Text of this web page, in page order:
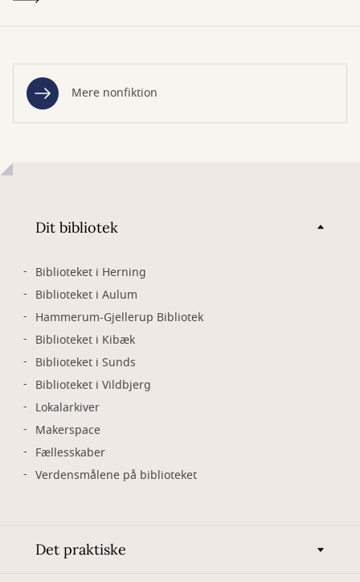
Mere nonfiktion
Dit bibliotek
Biblioteket i Herning
Biblioteket i Aulum
Hammerum-Gjellerup Bibliotek
Biblioteket i Kibæk
Biblioteket i Sunds
Biblioteket i Vildbjerg
Lokalarkiver
Makerspace
Fællesskaber
Verdensmålene på biblioteket
Det praktiske